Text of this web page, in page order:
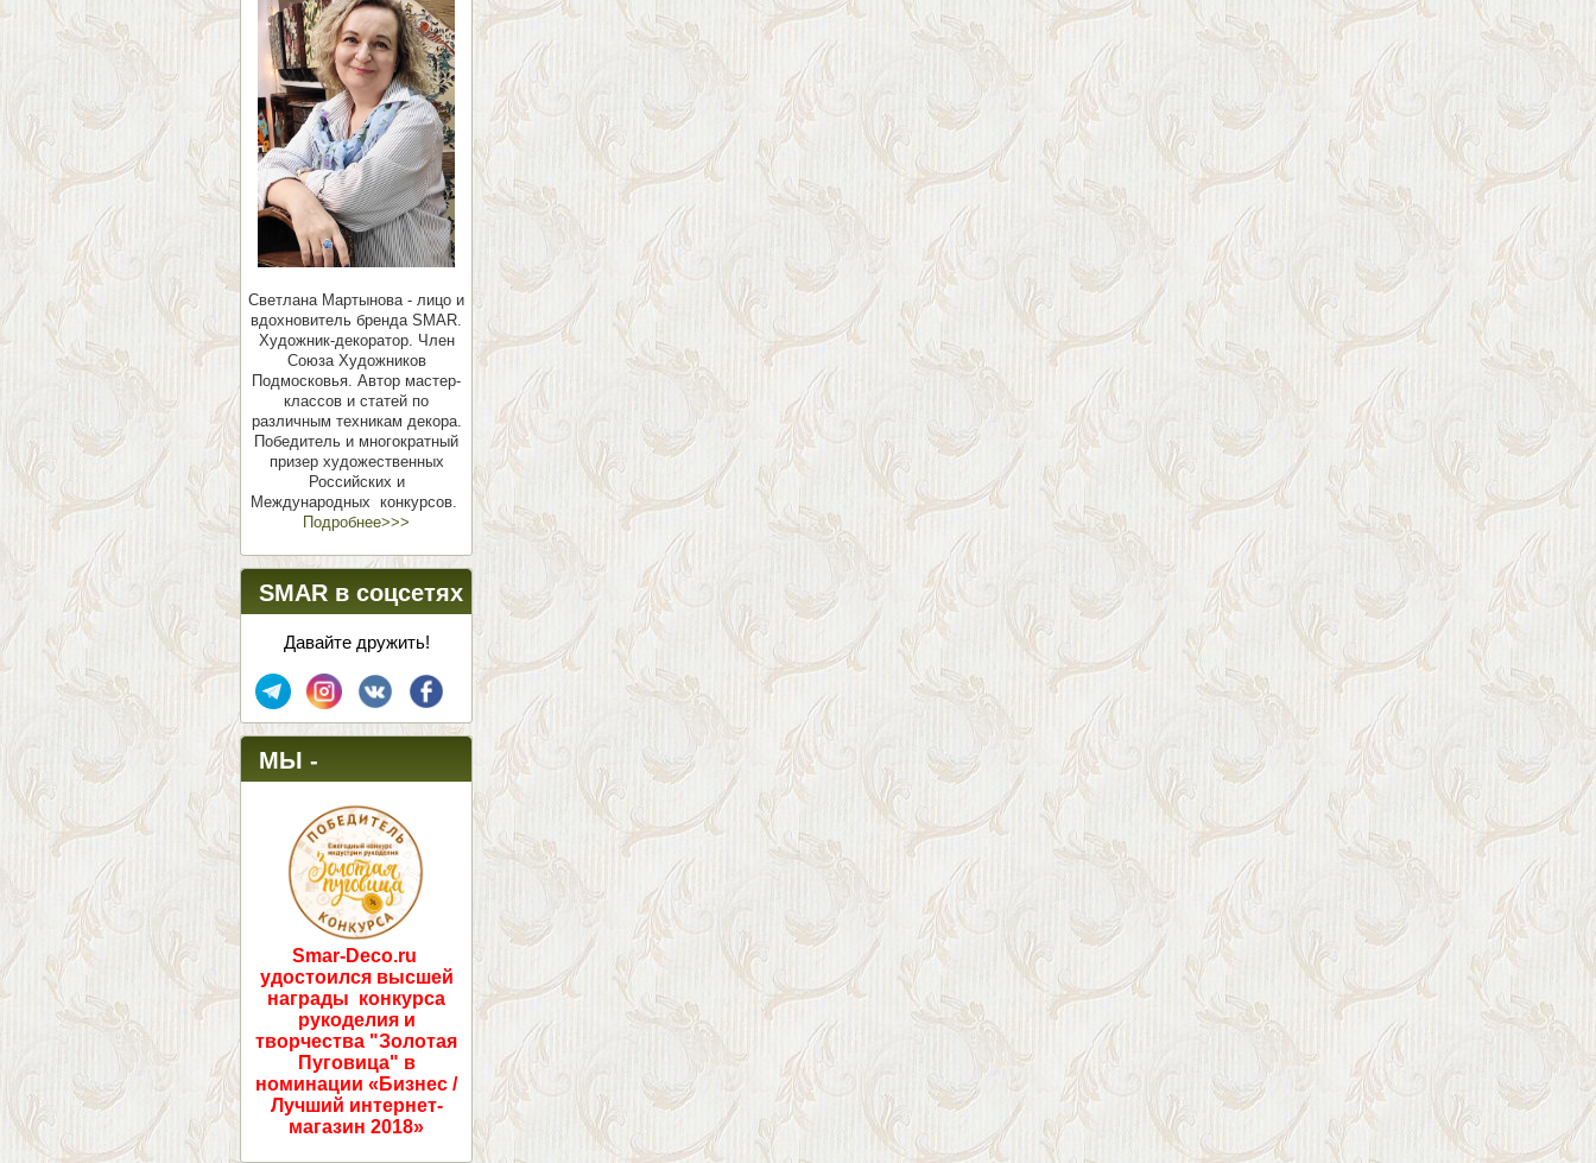
Светлана Мартынова - лицо и
вдохновитель бренда SMAR.
Художник-декоратор. Член
Союза Художников
Подмосковья. Автор мастер-
классов и статей по
различным техникам декора.
Победитель и многократный
призер художественных
Российских и
Международных конкурсов.
Подробнее>>>
SMAR в соцсетях
Давайте дружить!
МЫ -
ПОБЕДИТЕЛИ!
Smar-Deco.ru
удостоился высшей
награды конкурса
рукоделия и
творчества "Золотая
Пуговица" в
номинации «Бизнес /
Лучший интернет-
магазин 2018»